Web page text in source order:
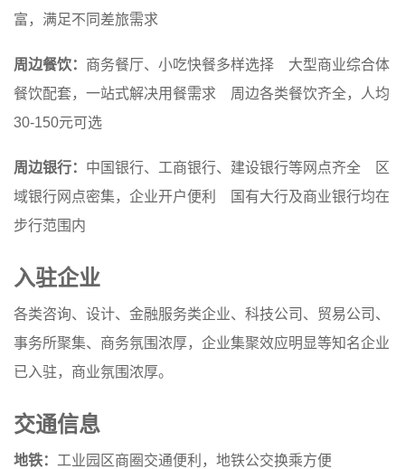
富，满足不同差旅需求
周边餐饮： 商务餐厅、小吃快餐多样选择 大型商业综合体
餐饮配套，一站式解决用餐需求 周边各类餐饮齐全，人均
30-150元可选
周边银行： 中国银行、工商银行、建设银行等网点齐全 区
域银行网点密集，企业开户便利 国有大行及商业银行均在
步行范围内
入驻企业
各类咨询、设计、金融服务类企业、科技公司、贸易公司、
事务所聚集、商务氛围浓厚，企业集聚效应明显等知名企业
已入驻，商业氛围浓厚。
交通信息
地铁： 工业园区商圈交通便利，地铁公交换乘方便